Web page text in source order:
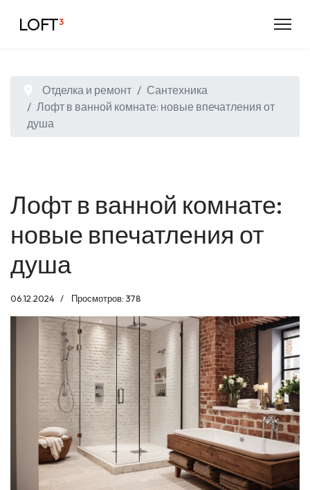
LOFT³
Отделка и ремонт
Сантехника
Лофт в ванной комнате: новые впечатления от
душа
Лофт в ванной комнате:
новые впечатления от
душа
06.12.2024 Просмотров: 378